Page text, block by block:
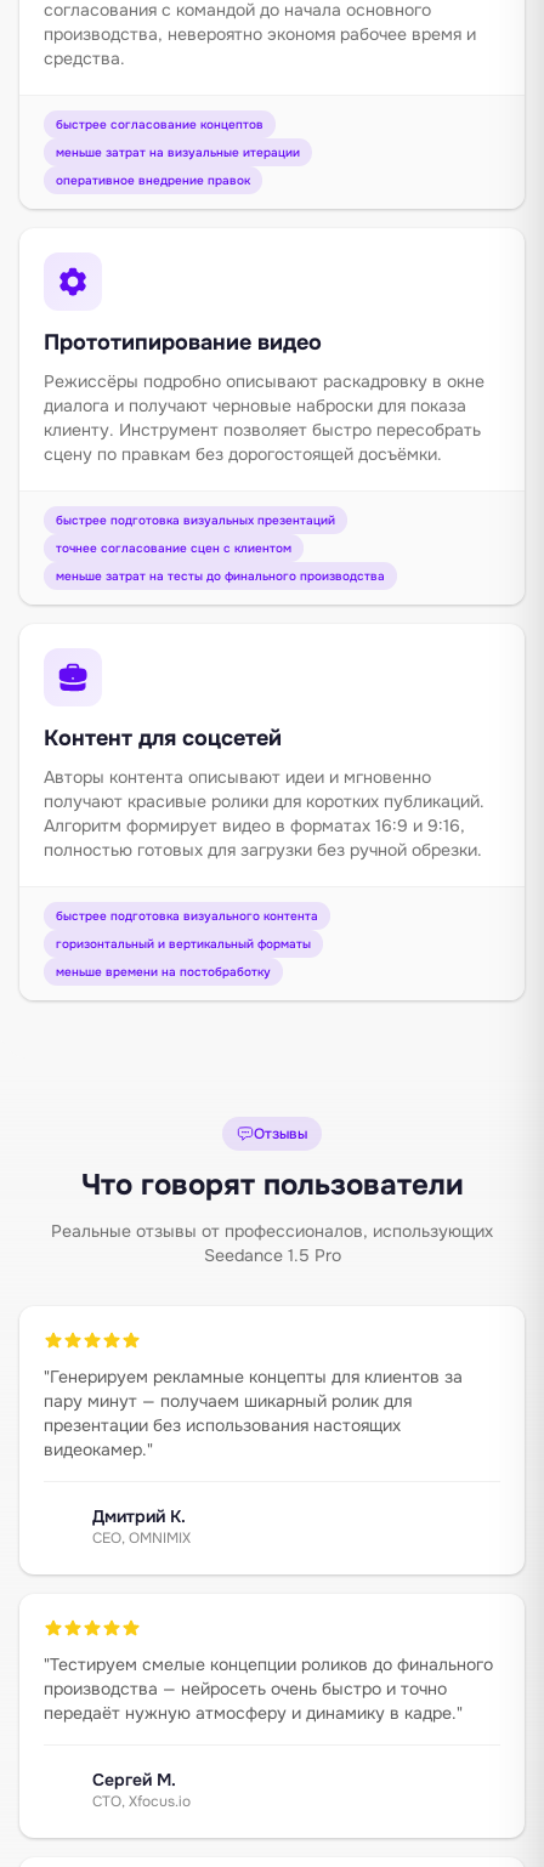
согласования с командой до начала основного
производства, невероятно экономя рабочее время и
средства.
быстрее согласование концептов
меньше затрат на визуальные итерации
оперативное внедрение правок
Прототипирование видео
Режиссёры подробно описывают раскадровку в окне
диалога и получают черновые наброски для показа
клиенту. Инструмент позволяет быстро пересобрать
сцену по правкам без дорогостоящей досъёмки.
быстрее подготовка визуальных презентаций
точнее согласование сцен с клиентом
меньше затрат на тесты до финального производства
Контент для соцсетей
Авторы контента описывают идеи и мгновенно
получают красивые ролики для коротких публикаций.
Алгоритм формирует видео в форматах 16:9 и 9:16,
полностью готовых для загрузки без ручной обрезки.
быстрее подготовка визуального контента
горизонтальный и вертикальный форматы
меньше времени на постобработку
Отзывы
Что говорят пользователи
Реальные отзывы от профессионалов, использующих
Seedance 1.5 Pro
"Генерируем рекламные концепты для клиентов за
пару минут — получаем шикарный ролик для
презентации без использования настоящих
видеокамер."
Дмитрий К.
CEO, OMNIMIX
"Тестируем смелые концепции роликов до финального
производства — нейросеть очень быстро и точно
передаёт нужную атмосферу и динамику в кадре."
Сергей М.
CTO, Xfocus.io